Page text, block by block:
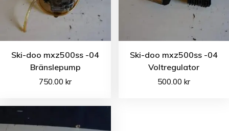
Ski-doo mxz500ss -04
Bränslepump
750.00kr
Ski-doo mxz500ss -04
Voltregulator
500.00 kr